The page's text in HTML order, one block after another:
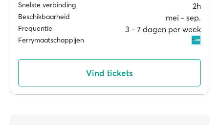
Snelste verbinding 2h
Beschikbaarheid mei ‐ sep.
Frequentie 3 ‐ 7 dagen per week
Ferrymaatschappijen
Vind tickets